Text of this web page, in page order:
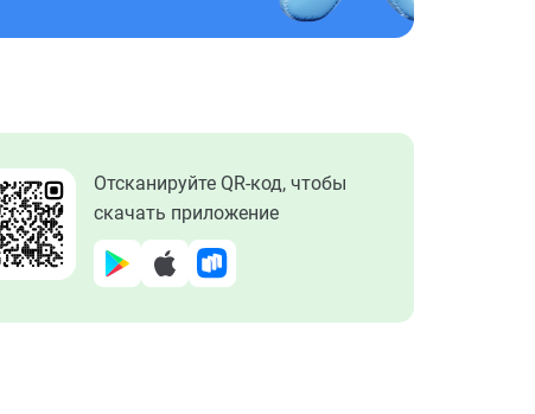
Отсканируйте QR-код, чтобы
скачать приложение